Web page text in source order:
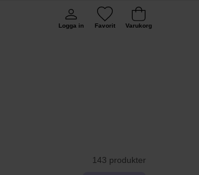
Logga in Favorit Varukorg
143 produkter